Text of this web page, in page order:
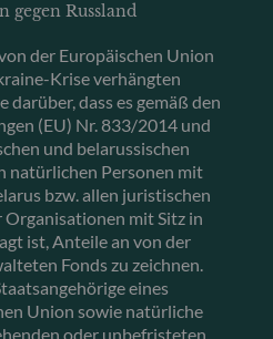
gegen Russland
der Europäischen Union
Krise verhängten
dass es gemäß den
(EU) Nr. 833/2014 und
und belarussischen
natürlichen Personen mit
bzw. allen juristischen
mit Sitz in
ist, Anteile an von der
Fonds zu zeichnen.
eines
Union sowie natürliche
oder unbefristeten